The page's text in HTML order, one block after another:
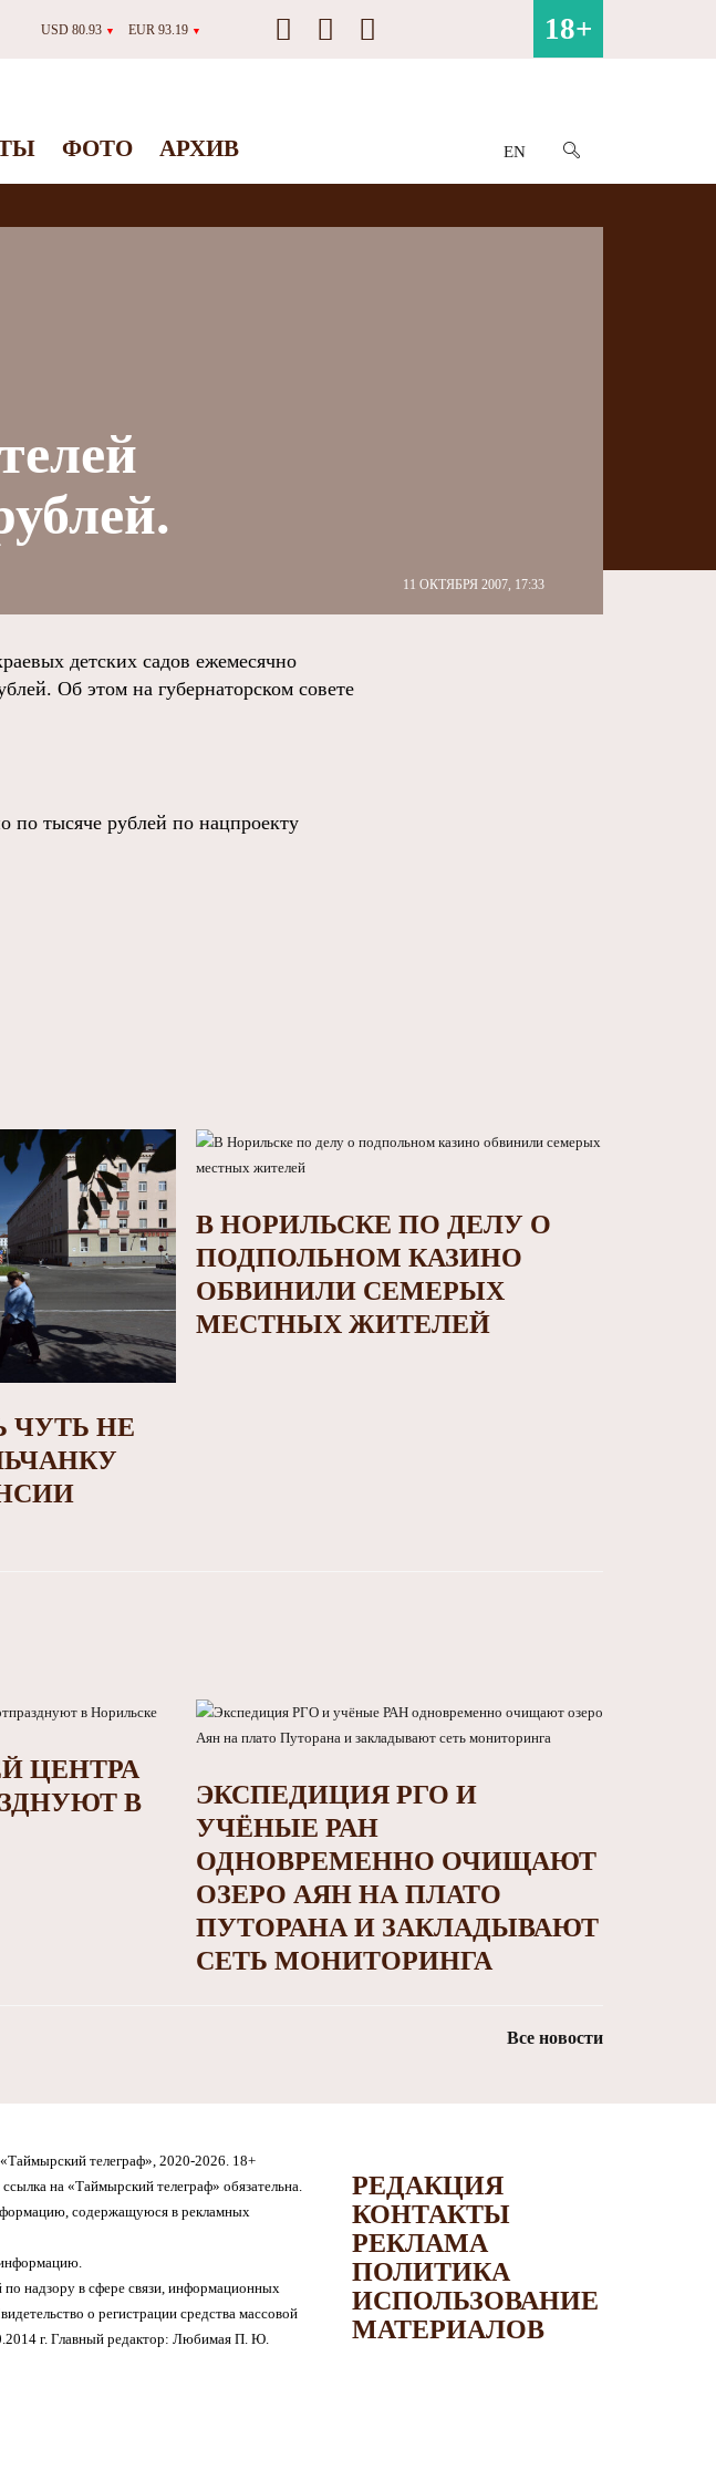
USD 80.93 ▼ EUR 93.19 ▼ 18+
ФОТО АРХИВ EN
11 ОКТЯБРЯ 2007, 17:33
детских садов ежемесячно
Об этом на губернаторском совете
по тысяче рублей по нацпроекту
ЧУТЬ НЕ
В НОРИЛЬСКЕ ПО ДЕЛУ О
ПОДПОЛЬНОМ КАЗИНО
ОБВИНИЛИ СЕМЕРЫХ
МЕСТНЫХ ЖИТЕЛЕЙ
ЦЕНТРА
В
ЭКСПЕДИЦИЯ РГО И
УЧЁНЫЕ РАН
ОДНОВРЕМЕННО ОЧИЩАЮТ
ОЗЕРО АЯН НА ПЛАТО
ПУТОРАНА И ЗАКЛАДЫВАЮТ
СЕТЬ МОНИТОРИНГА
Все новости
телеграф», 2020-2026. 18+
на «Таймырский телеграф» обязательна.
содержащуюся в рекламных
надзору в сфере связи, информационных
о регистрации средства массовой
г. Главный редактор: Любимая П. Ю.
РЕДАКЦИЯ
КОНТАКТЫ
РЕКЛАМА
ПОЛИТИКА
ИСПОЛЬЗОВАНИЕ
МАТЕРИАЛОВ